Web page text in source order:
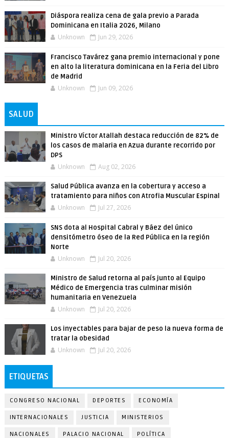
Diáspora realiza cena de gala previo a Parada
Dominicana en Italia 2026, Milano
Unknown Jun 29, 2026
Francisco Tavárez gana premio internacional y pone
en alto la literatura dominicana en la Feria del Libro
de Madrid
Unknown Jun 09, 2026
SALUD
Ministro Víctor Atallah destaca reducción de 82% de
los casos de malaria en Azua durante recorrido por
DPS
Unknown Aug 02, 2026
Salud Pública avanza en la cobertura y acceso a
tratamiento para niños con Atrofia Muscular Espinal
Unknown Jul 27, 2026
SNS dota al Hospital Cabral y Báez del único
densitómetro óseo de la Red Pública en la región
Norte
Unknown Jul 20, 2026
Ministro de Salud retorna al país junto al Equipo
Médico de Emergencia tras culminar misión
humanitaria en Venezuela
Unknown Jul 20, 2026
Los inyectables para bajar de peso la nueva forma de
tratar la obesidad
Unknown Jul 20, 2026
ETIQUETAS
CONGRESO NACIONAL DEPORTES ECONOMÍA
INTERNACIONALES JUSTICIA MINISTERIOS
NACIONALES PALACIO NACIONAL POLÍTICA